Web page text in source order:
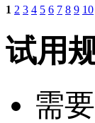
1 2 3 4 5 6 7 8 9 10
试用
需